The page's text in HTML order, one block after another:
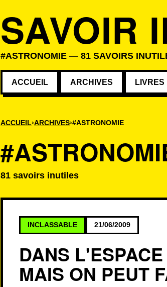
SAVOIR
#ASTRONOMIE — 81 SAVOIRS
ACCUEIL ARCHIVES LIVRES
ACCUEIL ARCHIVES #ASTRONOMIE
81 savoirs inutiles
Savoirs associés au
INCLASSABLE 21/06/2009
DANS
MAIS ON PEUT